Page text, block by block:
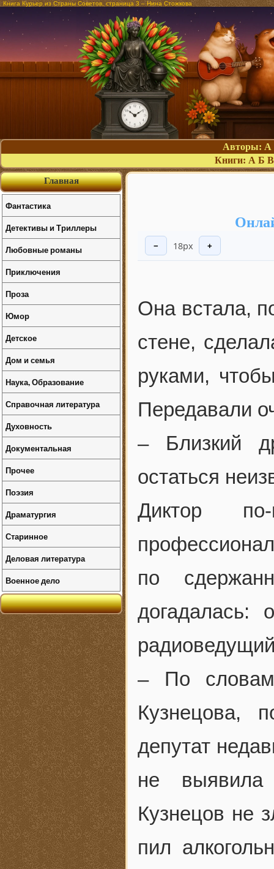
Книга Курьер из Страны Советов, страница 3 – Нина Стожкова
Авторы: А
Книги: А Б В
− 18px +
Она встала,
стене,
руками,
Передавали
– Близкий
остаться
Диктор по-
по
догадалась:
– По словам
Кузнецова,
депутат
не
Кузнецов не
пил
Главная
Фантастика
Детективы и Триллеры
Любовные романы
Приключения
Проза
Юмор
Детское
Дом и семья
Наука, Образование
Справочная литература
Духовность
Документальная
Прочее
Поэзия
Драматургия
Старинное
Деловая литература
Военное дело